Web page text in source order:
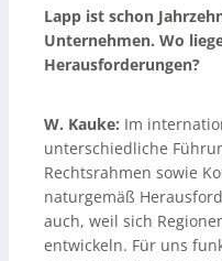
Lapp ist schon
Unternehmen. Wo
Herausforderungen?
W. Kauke: Im
unterschiedliche
Rechtsrahmen sowie
naturgemäß
auch, weil sich
entwickeln. Für uns